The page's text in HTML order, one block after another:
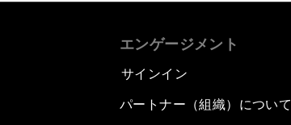
エンゲージメント
サインイン
パートナー（組織）について